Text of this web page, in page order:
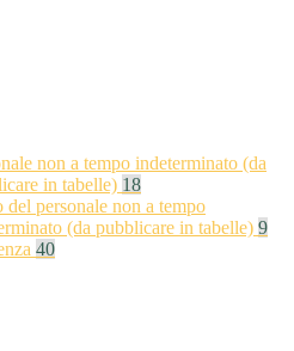
non a tempo indeterminato (da
in tabelle) 18
del personale non a tempo
(da pubblicare in tabelle) 9
40